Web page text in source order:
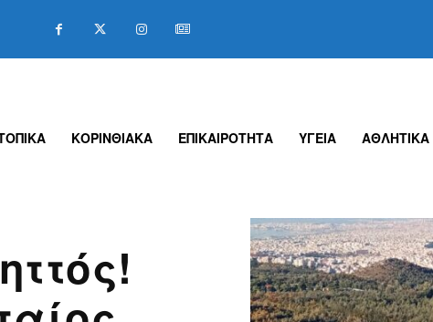
ΚΟΡΙΝΘΙΑΚΑ ΕΠΙΚΑΙΡΟΤΗΤΑ ΥΓΕΙΑ ΑΘΛΗΤΙΚΑ